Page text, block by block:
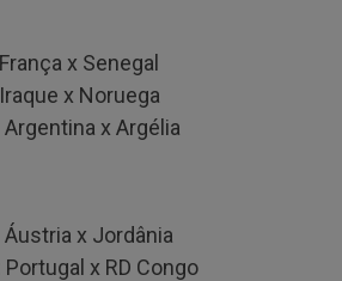
x Senegal
x Noruega
x Argélia
x Jordânia
x RD Congo